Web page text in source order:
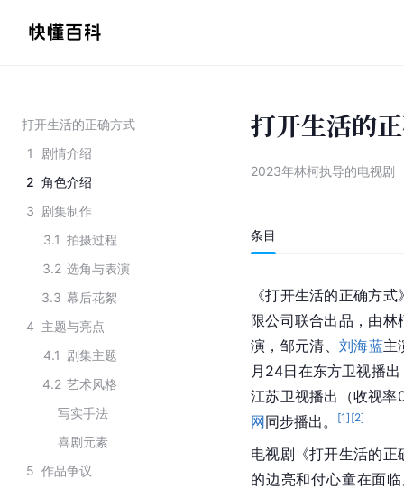
打开生活的正确方式
1
剧情介绍
2 角色介绍
3 剧集制作
3.1 拍摄过程
3.2 选角与表演
3.3 幕后花絮
4 主题与亮点
4.1 剧集主题
4.2 艺术风格
写实手法
喜剧元素
5 作品争议
打开生活的
2023年林柯执导的电视剧
条目
《打开生活的正确方
限公司联合出品，由
演，邹元清、 刘海蓝主
月24日在东方卫视播
江苏卫视播出（收视
网同步播出。 [1] [2]
电视剧《打开生活的
的边亮和付心童在面